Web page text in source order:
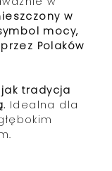
w
mocy,
Polaków
tradycja
Idealna dla